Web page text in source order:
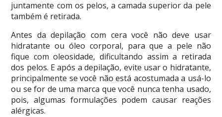
juntamente com os pelos, a camada superior da pele
também é retirada.
Antes da depilação com cera você não deve usar
hidratante ou óleo corporal, para que a pele não
fique com oleosidade, dificultando assim a retirada
dos pelos. E após a depilação, evite usar o hidratante,
principalmente se você não está acostumada a usá-lo
ou se for de uma marca que você nunca tenha usado,
pois, algumas formulações podem causar reações
alérgicas.